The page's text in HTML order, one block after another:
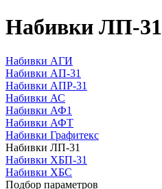
Набивки ЛП-31
Набивки АГИ
Набивки АП-31
Набивки АПР-31
Набивки АС
Набивки АФ1
Набивки АФТ
Набивки Графитекс
Набивки ЛП-31
Набивки ХБП-31
Набивки ХБС
Подбор параметров